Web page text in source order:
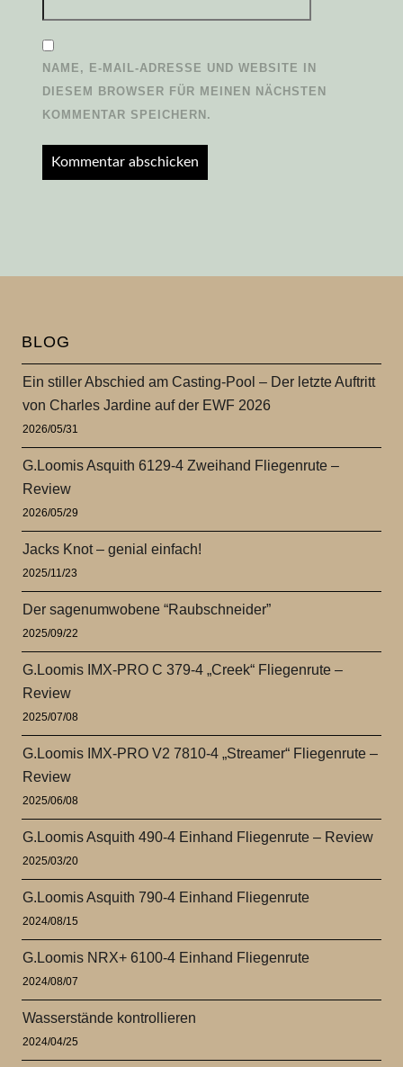
NAME, E-MAIL-ADRESSE UND WEBSITE IN
DIESEM BROWSER FÜR MEINEN NÄCHSTEN
KOMMENTAR SPEICHERN.
BLOG
Ein stiller Abschied am Casting-Pool – Der letzte Auftritt
von Charles Jardine auf der EWF 2026
2026/05/31
G.Loomis Asquith 6129-4 Zweihand Fliegenrute –
Review
2026/05/29
Jacks Knot – genial einfach!
2025/11/23
Der sagenumwobene “Raubschneider”
2025/09/22
G.Loomis IMX-PRO C 379-4 „Creek“ Fliegenrute –
Review
2025/07/08
G.Loomis IMX-PRO V2 7810-4 „Streamer“ Fliegenrute –
Review
2025/06/08
G.Loomis Asquith 490-4 Einhand Fliegenrute – Review
2025/03/20
G.Loomis Asquith 790-4 Einhand Fliegenrute
2024/08/15
G.Loomis NRX+ 6100-4 Einhand Fliegenrute
2024/08/07
Wasserstände kontrollieren
2024/04/25